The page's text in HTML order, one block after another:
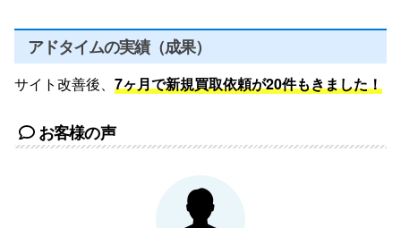
アドタイムの実績（成果）
サイト改善後、 7ヶ月で新規買取依頼が20件もきました！
お客様の声